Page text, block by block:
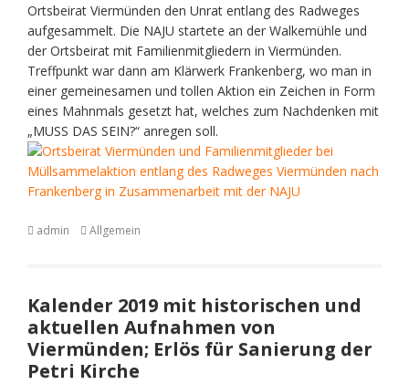
Ortsbeirat Viermünden den Unrat entlang des Radweges
aufgesammelt. Die NAJU startete an der Walkemühle und
der Ortsbeirat mit Familienmitgliedern in Viermünden.
Treffpunkt war dann am Klärwerk Frankenberg, wo man in
einer gemeinesamen und tollen Aktion ein Zeichen in Form
eines Mahnmals gesetzt hat, welches zum Nachdenken mit
„MUSS DAS SEIN?“ anregen soll.
admin Allgemein
Kalender 2019 mit historischen und
aktuellen Aufnahmen von
Viermünden; Erlös für Sanierung der
Petri Kirche